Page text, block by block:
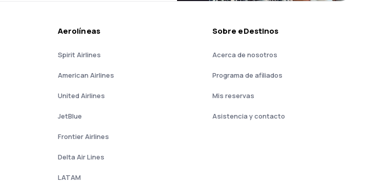
Aerolíneas
Spirit Airlines
American Airlines
United Airlines
JetBlue
Frontier Airlines
Delta Air Lines
LATAM
Sobre eDestinos
Acerca de nosotros
Programa de afiliados
Mis reservas
Asistencia y contacto